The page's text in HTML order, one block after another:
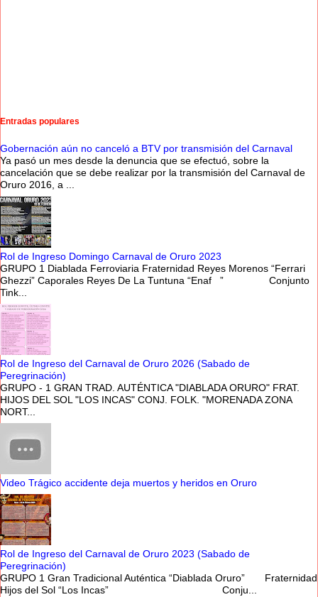
Entradas populares
Gobernación aún no canceló a BTV por transmisión del Carnaval
Ya pasó un mes desde la denuncia que se efectuó, sobre la
cancelación que se debe realizar por la transmisión del Carnaval de
Oruro 2016, a ...
Rol de Ingreso Domingo Carnaval de Oruro 2023
GRUPO 1 Diablada Ferroviaria Fraternidad Reyes Morenos “Ferrari
Ghezzi” Caporales Reyes De La Tuntuna “Enaf ” Conjunto
Tink...
Rol de Ingreso del Carnaval de Oruro 2026 (Sabado de
Peregrinación)
GRUPO - 1 GRAN TRAD. AUTÉNTICA "DIABLADA ORURO" FRAT.
HIJOS DEL SOL "LOS INCAS" CONJ. FOLK. "MORENADA ZONA
NORT...
Video Trágico accidente deja muertos y heridos en Oruro
Rol de Ingreso del Carnaval de Oruro 2023 (Sabado de
Peregrinación)
GRUPO 1 Gran Tradicional Auténtica “Diablada Oruro” Fraternidad
Hijos del Sol “Los Incas” Conju...